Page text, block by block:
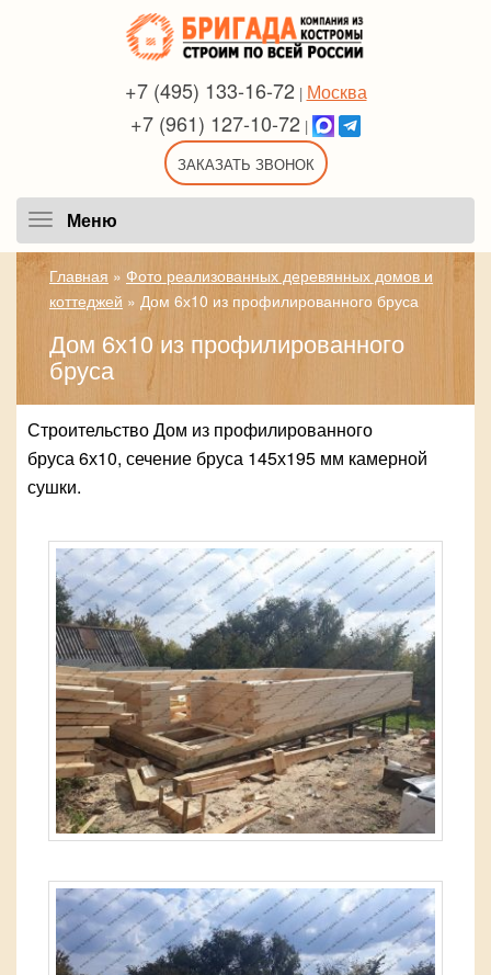
+7 (495) 133-16-72 | Москва
+7 (961) 127-10-72 |
ЗАКАЗАТЬ ЗВОНОК
Меню
Главная » Фото реализованных деревянных домов и
коттеджей » Дом 6х10 из профилированного бруса
Дом 6х10 из профилированного
бруса
Строительство Дом из профилированного
бруса 6х10, сечение бруса 145х195 мм камерной
сушки.